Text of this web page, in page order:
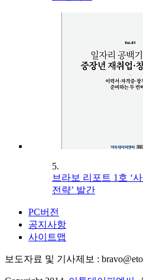
5.
브라보 리포트 1호 ‘
전략’ 발간
PC버전
공지사항
사이트맵
보도자료 및 기사제보 :